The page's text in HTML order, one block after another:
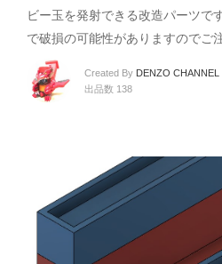
ビー玉を発射できる改造パーツで
で破損の可能性がありますのでご
Created By DENZO CHANNEL
出品数 138